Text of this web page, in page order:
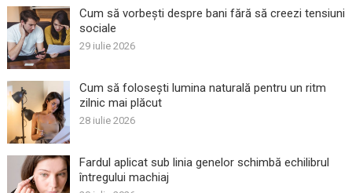
Cum să vorbești despre bani fără să creezi tensiuni
sociale
29 iulie 2026
Cum să folosești lumina naturală pentru un ritm
zilnic mai plăcut
28 iulie 2026
Fardul aplicat sub linia genelor schimbă echilibrul
întregului machiaj